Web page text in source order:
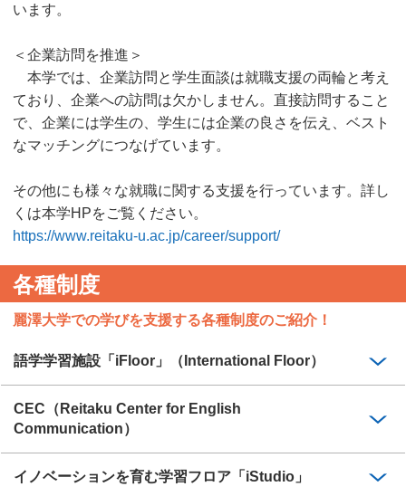
います。
＜企業訪問を推進＞
本学では、企業訪問と学生面談は就職支援の両輪と考え
ており、企業への訪問は欠かしません。直接訪問すること
で、企業には学生の、学生には企業の良さを伝え、ベスト
なマッチングにつなげています。
その他にも様々な就職に関する支援を行っています。詳し
くは本学HPをご覧ください。
https://www.reitaku-u.ac.jp/career/support/
各種制度
麗澤大学での学びを支援する各種制度のご紹介！
語学学習施設「iFloor」（International Floor）
CEC（Reitaku Center for English
Communication）
イノベーションを育む学習フロア「iStudio」